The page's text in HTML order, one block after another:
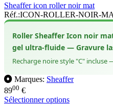
Sheaffer icon roller noir mat
Réf.:ICON-ROLLER-NOIR-
Roller Sheaffer Icon noir
gel ultra-fluide — Gravure
Recharge noire style "C"
Marques: Sheaffer
8900 €
Sélectionner options